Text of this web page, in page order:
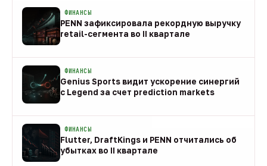
ФИНАНСЫ
PENN зафиксировала рекордную выручку
retail-сегмента во II квартале
ФИНАНСЫ
Genius Sports видит ускорение синергий
с Legend за счет prediction markets
ФИНАНСЫ
Flutter, DraftKings и PENN отчитались об
убытках во II квартале